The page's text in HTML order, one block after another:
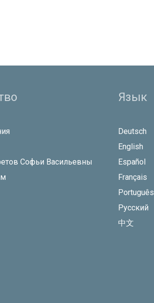
Софьи Васильевны
Язык
Deutsch
English
Español
Français
Português
Русский
中文